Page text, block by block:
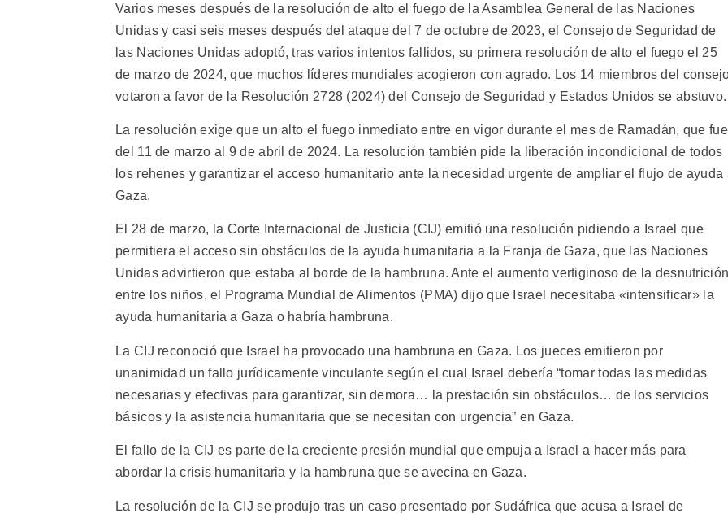
Varios meses después de la resolución de alto el fuego de la Asamblea General de las Naciones
Unidas y casi seis meses después del ataque del 7 de octubre de 2023, el Consejo de Seguridad de
las Naciones Unidas adoptó, tras varios intentos fallidos, su primera resolución de alto el fuego el 25
de marzo de 2024, que muchos líderes mundiales acogieron con agrado. Los 14 miembros del
votaron a favor de la Resolución 2728 (2024) del Consejo de Seguridad y Estados Unidos se abstuvo.
La resolución exige que un alto el fuego inmediato entre en vigor durante el mes de Ramadán, que fue
del 11 de marzo al 9 de abril de 2024. La resolución también pide la liberación incondicional de todos
los rehenes y garantizar el acceso humanitario ante la necesidad urgente de ampliar el flujo de ayuda
Gaza.
El 28 de marzo, la Corte Internacional de Justicia (CIJ) emitió una resolución pidiendo a Israel que
permitiera el acceso sin obstáculos de la ayuda humanitaria a la Franja de Gaza, que las Naciones
Unidas advirtieron que estaba al borde de la hambruna. Ante el aumento vertiginoso de la
entre los niños, el Programa Mundial de Alimentos (PMA) dijo que Israel necesitaba «intensificar» la
ayuda humanitaria a Gaza o habría hambruna.
La CIJ reconoció que Israel ha provocado una hambruna en Gaza. Los jueces emitieron por
unanimidad un fallo jurídicamente vinculante según el cual Israel debería “tomar todas las medidas
necesarias y efectivas para garantizar, sin demora… la prestación sin obstáculos… de los servicios
básicos y la asistencia humanitaria que se necesitan con urgencia” en Gaza.
El fallo de la CIJ es parte de la creciente presión mundial que empuja a Israel a hacer más para
abordar la crisis humanitaria y la hambruna que se avecina en Gaza.
La resolución de la CIJ se produjo tras un caso presentado por Sudáfrica que acusa a Israel de